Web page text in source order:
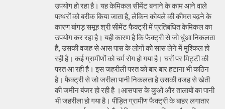
उपयोग हो रहा है। यह केमिकल सीमेंट बनाने के काम आने वाले
पत्थरों को बरीक किया जाता है, लेकिन कोयले की कीमत बढ़ने के
कारण बांगड़ समूह श्री सीमेंट फैक्ट्री में प्रतिबंधित केमिकल का
उपयोग कर रहा है। यही कारण है कि फैक्ट्री से जो धुंआ निकलता
है, उसकी वजह से आस पास के लोगों को सांस लेने में मुश्किल हो
रही है। कई ग्रामीणों को चर्म रोग हो गया है। घरों पर मिट्टी की
परत आ रही है। इस जहरीली परत को बार बार हटाना भी कठिन
है। फैक्ट्री से जो जरीला पानी निकलता है उसकी वजह से खेती
की जमीन बंजर हो रही है ।आसपास के कुओं और तालाबों का पानी
भी जहरीला हो गया है। पीड़ित ग्रामीण फैक्ट्री के बाहर लगातार